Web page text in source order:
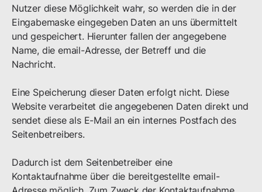
Nutzer diese Möglichkeit wahr, so werden die in der
Eingabemaske eingegeben Daten an uns übermittelt
und gespeichert. Hierunter fallen der angegebene
Name, die email-Adresse, der Betreff und die
Nachricht.
Eine Speicherung dieser Daten erfolgt nicht. Diese
Website verarbeitet die angegebenen Daten direkt und
sendet diese als E-Mail an ein internes Postfach des
Seitenbetreibers.
Dadurch ist dem Seitenbetreiber eine
Kontaktaufnahme über die bereitgestellte email-